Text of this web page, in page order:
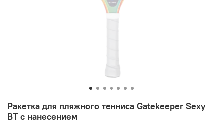
Ракетка для пляжного тенниса Gatekeeper Sexy
BT с нанесением